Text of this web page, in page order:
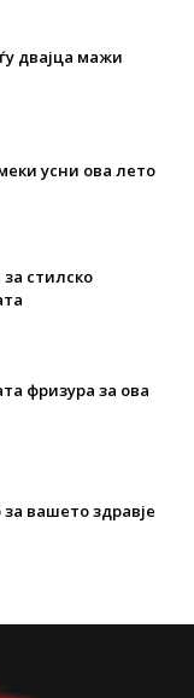
двајца мажи
усни ова лето
стилско
фризура за ова
вашето здравје